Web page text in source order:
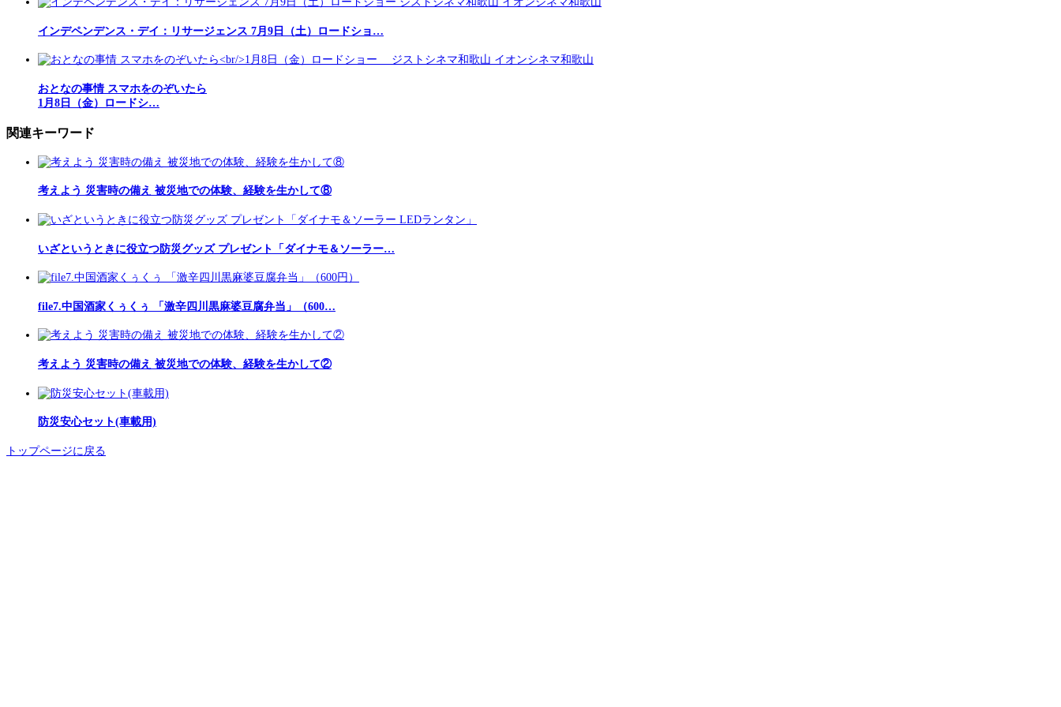
インデペンデンス・デイ：リサージェンス 7月9日（土）ロードショ…
おとなの事情 スマホをのぞいたら
1月8日（金）ロードシ…
関連キーワード
考えよう 災害時の備え 被災地での体験、経験を生かして⑧
いざというときに役立つ防災グッズ プレゼント「ダイナモ＆ソーラー…
file7.中国酒家くぅくぅ 「激辛四川黒麻婆豆腐弁当」（600…
考えよう 災害時の備え 被災地での体験、経験を生かして②
防災安心セット(車載用)
トップページに戻る